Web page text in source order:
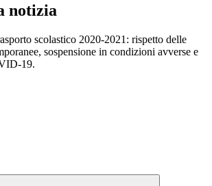
notizia
scolastico 2020-2021: rispetto delle
sospensione in condizioni avverse e
19.